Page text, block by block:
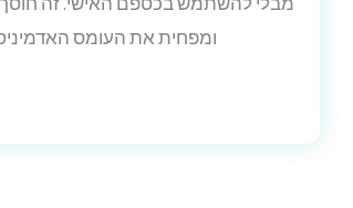
ומפחית את העומס